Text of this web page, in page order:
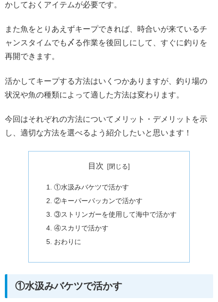
かしておくアイテムが必要です。
また魚をとりあえずキープできれば、時合いが来ているチ
ャンスタイムでも〆る作業を後回しにして、すぐに釣りを
再開できます。
活かしてキープする方法はいくつかありますが、釣り場の
状況や魚の種類によって適した方法は変わります。
今回はそれぞれの方法についてメリット・デメリットを示
し、適切な方法を選べるよう紹介したいと思います！
目次
①水汲みバケツで活かす
②キーパーバッカンで活かす
③ストリンガーを使用して海中で活かす
④スカリで活かす
おわりに
①水汲みバケツで活かす